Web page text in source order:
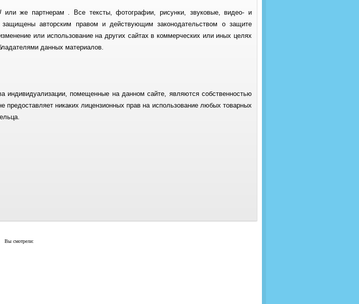
или же партнерам . Все тексты, фотографии, рисунки, звуковые, видео- и
авторским правом и действующим законодательством о защите
или использование на других сайтах в коммерческих или иных целях
данных материалов.
индивидуализации, помещенные на данном сайте, являются собственностью
никаких лицензионных прав на использование любых товарных
Вы смотрели: